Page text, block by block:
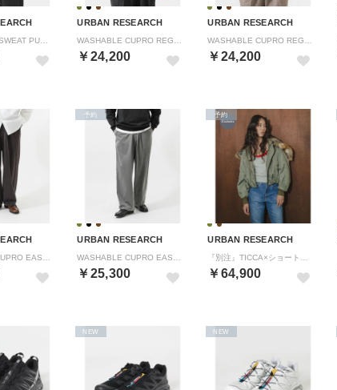
URBAN RESEARCH
￥24,200
URBAN RESEARCH
￥24,200
URBAN RESEARCH
￥25,300
予約
URBAN RESEARCH
￥64,900
予約
NEW NEW